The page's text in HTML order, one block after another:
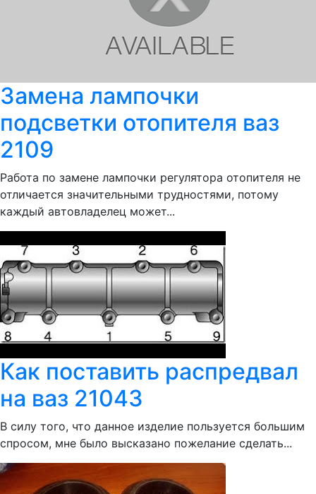
Замена лампочки
подсветки отопителя ваз
2109
Работа по замене лампочки регулятора отопителя не
отличается значительными трудностями, потому
каждый автовладелец может...
Как поставить распредвал
на ваз 21043
В силу того, что данное изделие пользуется большим
спросом, мне было высказано пожелание сделать...